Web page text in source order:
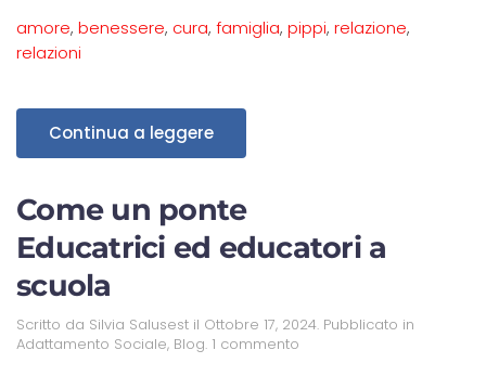
amore, benessere, cura, famiglia, pippi, relazione,
relazioni
Continua a leggere
Come un ponte
Educatrici ed educatori a
scuola
Scritto da Silvia Salusest il Ottobre 17, 2024. Pubblicato in
Adattamento Sociale, Blog. 1 commento